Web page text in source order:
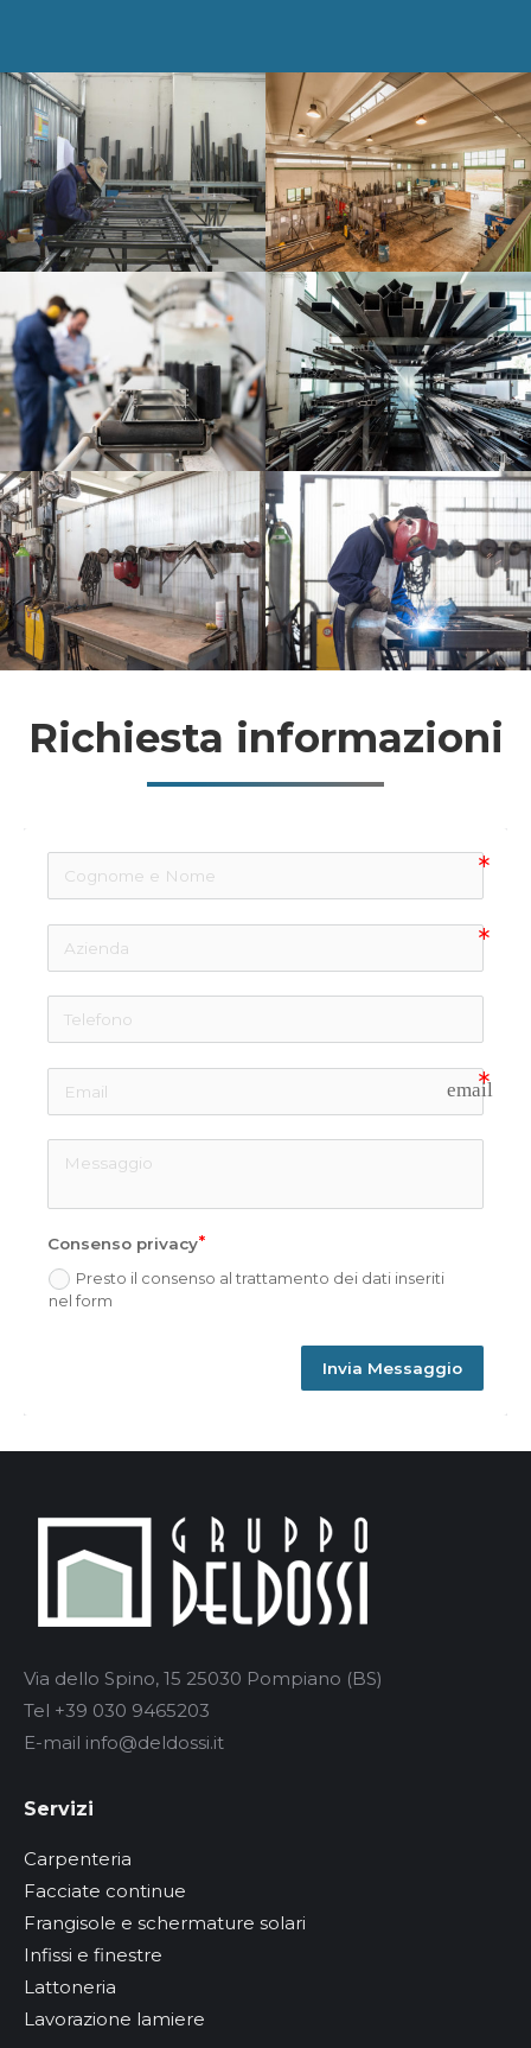
Richiesta informazioni
email
Consenso privacy
Presto il consenso al trattamento dei dati inseriti
nel form
Invia Messaggio
Via dello Spino, 15 25030 Pompiano (BS)
Tel +39 030 9465203
E-mail info@deldossi.it
Servizi
Carpenteria
Facciate continue
Frangisole e schermature solari
Infissi e finestre
Lattoneria
Lavorazione lamiere